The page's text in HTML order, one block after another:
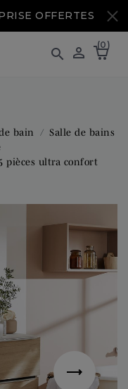
OFFERTES
  (0)
bain
Salle de bains
pièces ultra confort